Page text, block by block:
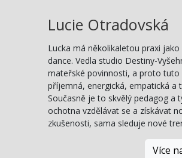
Lucie Otradovská
Lucka má několikaletou praxi
dance. Vedla studio Destiny-
mateřské povinnosti, a proto tuto
příjemná, energická, empatická a
Současně je to skvělý pedagog a
ochotna vzdělávat se a získávat
zkušenosti, sama sleduje nové
Více